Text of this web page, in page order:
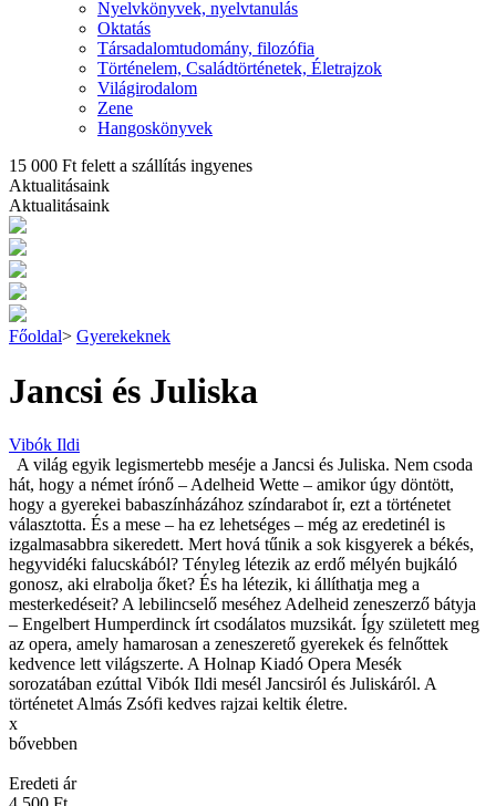
Nyelvkönyvek, nyelvtanulás
Oktatás
Társadalomtudomány, filozófia
Történelem, Családtörténetek, Életrajzok
Világirodalom
Zene
Hangoskönyvek
15 000 Ft felett a szállítás ingyenes
Aktualitásaink
Aktualitásaink
Főoldal> Gyerekeknek
Jancsi és Juliska
Vibók Ildi
A világ egyik legismertebb meséje a Jancsi és Juliska. Nem csoda
hát, hogy a német írónő – Adelheid Wette – amikor úgy döntött,
hogy a gyerekei babaszínházához színdarabot ír, ezt a történetet
választotta. És a mese – ha ez lehetséges – még az eredetinél is
izgalmasabbra sikeredett. Mert hová tűnik a sok kisgyerek a békés,
hegyvidéki falucskából? Tényleg létezik az erdő mélyén bujkáló
gonosz, aki elrabolja őket? És ha létezik, ki állíthatja meg a
mesterkedéseit? A lebilincselő meséhez Adelheid zeneszerző bátyja
– Engelbert Humperdinck írt csodálatos muzsikát. Így született meg
az opera, amely hamarosan a zeneszerető gyerekek és felnőttek
kedvence lett világszerte. A Holnap Kiadó Opera Mesék
sorozatában ezúttal Vibók Ildi mesél Jancsiról és Juliskáról. A
történetet Almás Zsófi kedves rajzai keltik életre.
x
bővebben
Eredeti ár